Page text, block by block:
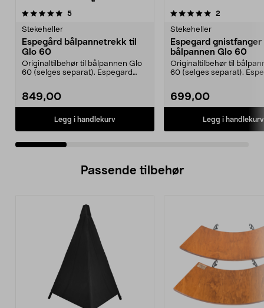
5anmeldelser
Stekeheller
Espegård bålpannetrekk til
Glo 60
Originaltilbehør til bålpannen Glo
60 (selges separat). Espegard
849,00
Legg i handlekurv
5.0 av 5 stjerner 2
Stekeheller
Espegard gnistfanger
bålpannen Glo 60
Originaltilbehør til
60 (selges separat).
699,00
Legg i handlekurv
5.0 av 5 stjerner
Passende tilbehør